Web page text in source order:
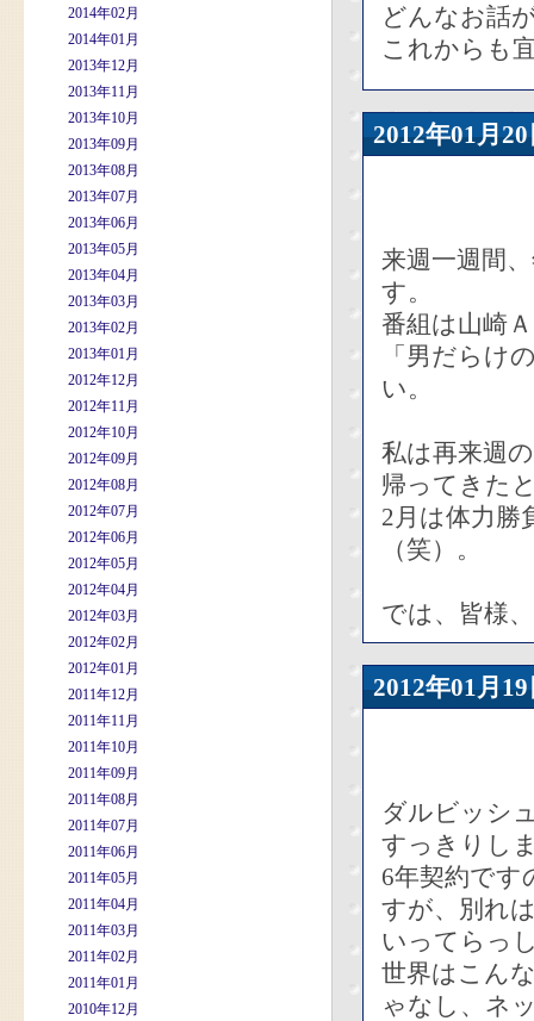
2014年02月
2014年01月
2013年12月
2013年11月
2013年10月
2013年09月
2013年08月
2013年07月
2013年06月
2013年05月
2013年04月
2013年03月
2013年02月
2013年01月
2012年12月
2012年11月
2012年10月
2012年09月
2012年08月
2012年07月
2012年06月
2012年05月
2012年04月
2012年03月
2012年02月
2012年01月
2011年12月
2011年11月
2011年10月
2011年09月
2011年08月
2011年07月
2011年06月
2011年05月
2011年04月
2011年03月
2011年02月
2011年01月
2010年12月
どんなお話
これからも
2012年01
来週一週間
す。
番組は山崎
「男だらけ
い。
私は再来週
帰ってきた
2月は体力勝
（笑）。
では、皆様
2012年01
ダルビッシ
すっきりし
6年契約です
すが、別れ
いってらっ
世界はこん
ゃなし、ネ